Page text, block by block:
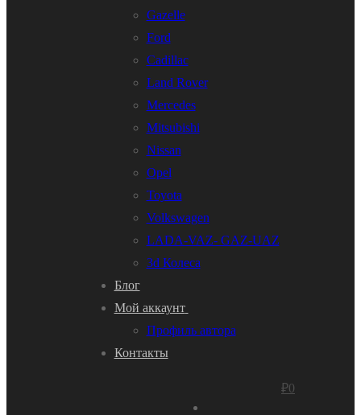
Gazelle
Ford
Cadillac
Land Rover
Mercedes
Mitsubishi
Nissan
Opel
Toyota
Volkswagen
LADA-VAZ- GAZ-UAZ
3d Колеса
Блог
Мой аккаунт
Профиль автора
Контакты
₽0